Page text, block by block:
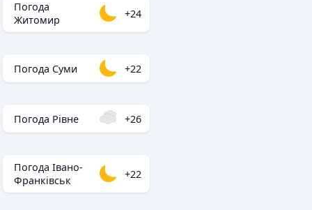
Погода
Житомир
+24
Погода Суми +22
Погода Рівне +26
Погода Івано-
Франківськ
+22